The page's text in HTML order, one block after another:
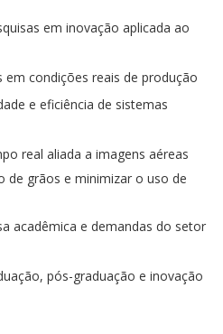
em inovação aplicada ao
em condições reais de produção
e eficiência de sistemas
real aliada a imagens aéreas
de grãos e minimizar o uso de
acadêmica e demandas do setor
pós-graduação e inovação